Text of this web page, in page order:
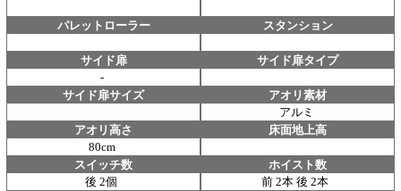
パレットローラー スタンション
サイド扉
-
サイド扉タイプ
サイド扉サイズ
アオリ素材
アルミ
アオリ高さ
80cm
床面地上高
スイッチ数
後 2個
ホイスト数
前 2本 後 2本